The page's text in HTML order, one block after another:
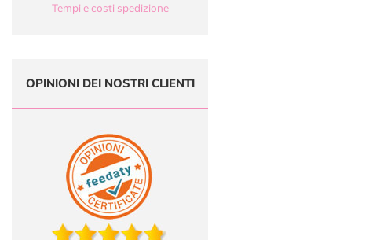
Tempi e costi spedizione
OPINIONI DEI NOSTRI CLIENTI